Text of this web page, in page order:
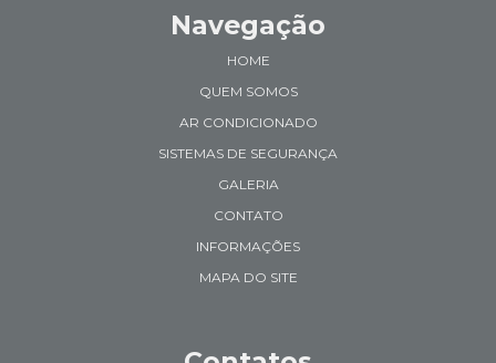
Navegação
HOME
QUEM SOMOS
AR CONDICIONADO
SISTEMAS DE SEGURANÇA
GALERIA
CONTATO
INFORMAÇÕES
MAPA DO SITE